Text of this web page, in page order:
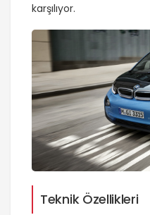
karşılıyor.
Teknik Özellikleri